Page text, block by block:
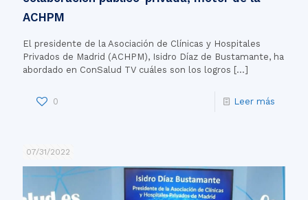
ACHPM
El presidente de la Asociación de Clínicas y Hospitales
Privados de Madrid (ACHPM), Isidro Díaz de Bustamante, ha
abordado en ConSalud TV cuáles son los logros […]
0 Leer más
07/31/2022